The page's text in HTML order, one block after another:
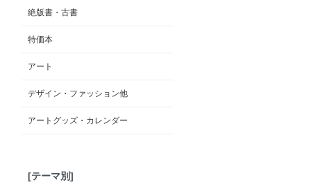
絶版書・古書
特価本
アート
デザイン・ファッション他
アートグッズ・カレンダー
[テーマ別]